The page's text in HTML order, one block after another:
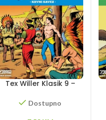
Tex Willer Klasik 9 –
Dostupno